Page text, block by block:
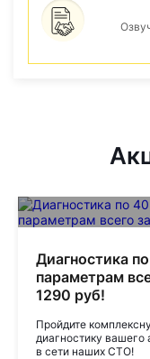
Диагностика
параметрам
1290 руб!
Пройдите
диагностику вашего
в сети наших СТО!